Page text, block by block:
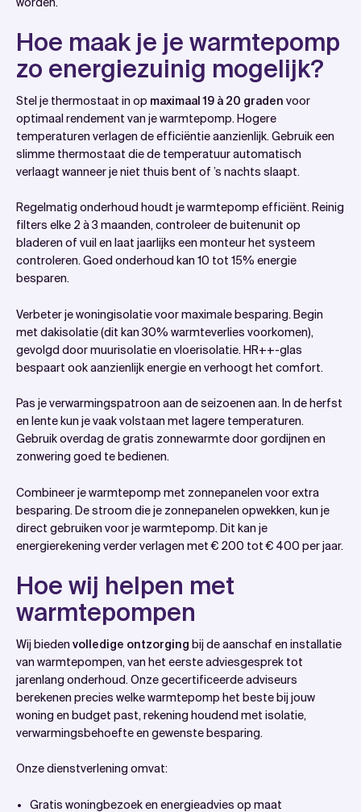
Hoe maak je je warmtepomp
zo energiezuinig mogelijk?
Stel je thermostaat in op maximaal 19 à 20 graden voor
optimaal rendement van je warmtepomp. Hogere
temperaturen verlagen de efficiëntie aanzienlijk. Gebruik een
slimme thermostaat die de temperatuur automatisch
verlaagt wanneer je niet thuis bent of ’s nachts slaapt.
Regelmatig onderhoud houdt je warmtepomp efficiënt. Reinig
filters elke 2 à 3 maanden, controleer de buitenunit op
bladeren of vuil en laat jaarlijks een monteur het systeem
controleren. Goed onderhoud kan 10 tot 15% energie
besparen.
Verbeter je woningisolatie voor maximale besparing. Begin
met dakisolatie (dit kan 30% warmteverlies voorkomen),
gevolgd door muurisolatie en vloerisolatie. HR++-glas
bespaart ook aanzienlijk energie en verhoogt het comfort.
Pas je verwarmingspatroon aan de seizoenen aan. In de herfst
en lente kun je vaak volstaan met lagere temperaturen.
Gebruik overdag de gratis zonnewarmte door gordijnen en
zonwering goed te bedienen.
Combineer je warmtepomp met zonnepanelen voor extra
besparing. De stroom die je zonnepanelen opwekken, kun je
direct gebruiken voor je warmtepomp. Dit kan je
energierekening verder verlagen met € 200 tot € 400 per jaar.
Hoe wij helpen met
warmtepompen
Wij bieden volledige ontzorging bij de aanschaf en installatie
van warmtepompen, van het eerste adviesgesprek tot
jarenlang onderhoud. Onze gecertificeerde adviseurs
berekenen precies welke warmtepomp het beste bij jouw
woning en budget past, rekening houdend met isolatie,
verwarmingsbehoefte en gewenste besparing.
Onze dienstverlening omvat:
Gratis woningbezoek en energieadvies op maat